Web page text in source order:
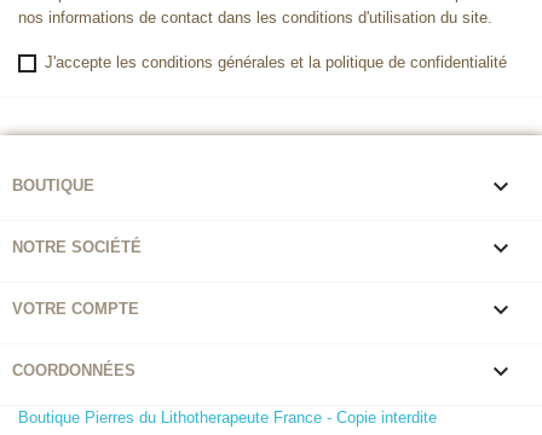
nos informations de contact dans les conditions d'utilisation du site.
J'accepte les conditions générales et la politique de confidentialité
BOUTIQUE 
NOTRE SOCIÉTÉ 
VOTRE COMPTE 
COORDONNÉES 
Boutique Pierres du Lithotherapeute France - Copie interdite